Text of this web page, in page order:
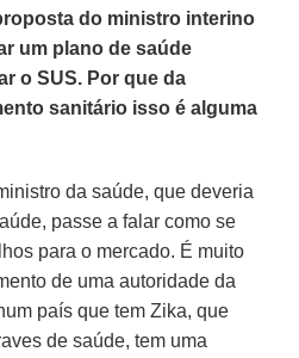
do ministro interino
um plano de saúde
o SUS. Por que da
sanitário isso é alguma
da saúde, que deveria
passe a falar como se
para o mercado. É muito
de uma autoridade da
país que tem Zika, que
de saúde, tem uma